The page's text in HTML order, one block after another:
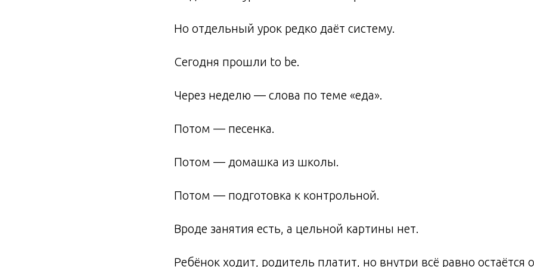
Но отдельный урок редко даёт систему.
Сегодня прошли to be.
Через неделю — слова по теме «еда».
Потом — песенка.
Потом — домашка из школы.
Потом — подготовка к контрольной.
Вроде занятия есть, а цельной картины нет.
Ребёнок ходит, родитель платит, но внутри всё равно остаётся